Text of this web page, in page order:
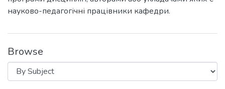
науково-педагогічні працівники кафедри.
Browse